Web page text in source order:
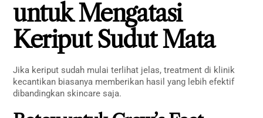
untuk Mengatasi
Keriput Sudut Mata
Jika keriput sudah mulai terlihat jelas, treatment di klinik
kecantikan biasanya memberikan hasil yang lebih efektif
dibandingkan skincare saja.